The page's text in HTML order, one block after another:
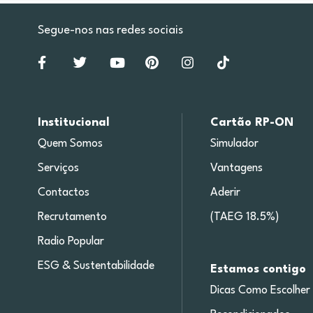
Segue-nos nas redes sociais
Institucional
Quem Somos
Serviços
Contactos
Recrutamento
Radio Popular
ESG & Sustentabilidade
Cartão RP-ON
Simulador
Vantagens
Aderir
(TAEG 18.5%)
Estamos contigo
Dicas Como Escolher